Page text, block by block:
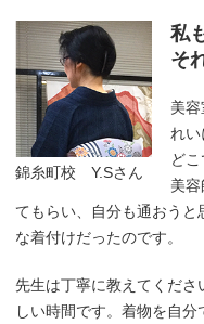
錦糸町校 Y.Sさん
私
そ
美
れい
ど
美
てもらい、自分も通おう
な着付けだったのです。
先生は丁寧に教えてくださ
しい時間です。着物を自